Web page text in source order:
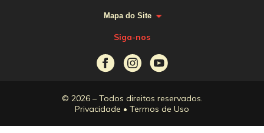
Mapa do Site
Siga-nos
© 2026 – Todos direitos reservados.
Privacidade • Termos de Uso